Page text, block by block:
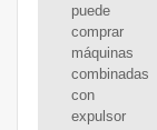
puede
comprar
máquinas
combinadas
con
expulsor